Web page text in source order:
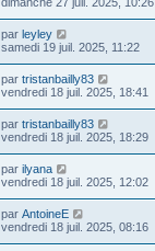
par leyley
samedi 19 juil. 2025, 11:22
par tristanbailly83
vendredi 18 juil. 2025, 18:41
par tristanbailly83
vendredi 18 juil. 2025, 18:29
par ilyana
vendredi 18 juil. 2025, 12:02
par AntoineE
vendredi 18 juil. 2025, 08:16